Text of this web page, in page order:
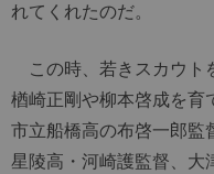
れてくれたのだ。
この時、若きスカウト
楢崎正剛や柳本啓成を育
市立船橋高の布啓一郎監
星陵高・河崎護監督、大